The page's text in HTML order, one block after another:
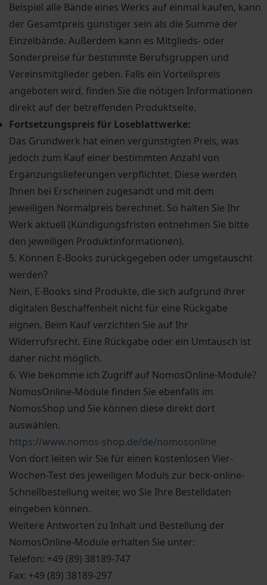
Beispiel alle Bände eines Werks auf einmal kaufen, kann
der Gesamtpreis günstiger sein als die Summe der
Einzelbände. Außerdem kann es Mitglieds- oder
Sonderpreise für bestimmte Berufsgruppen und
Vereinsmitglieder geben. Falls ein Vorteilspreis
angeboten wird, finden Sie die nötigen Informationen
direkt auf der betreffenden Produktseite.
Fortsetzungspreis für Loseblattwerke:
Das Grundwerk hat einen vergünstigten Preis, was
jedoch zum Kauf einer bestimmten Anzahl von
Ergänzungslieferungen verpflichtet. Diese werden
Ihnen bei Erscheinen zugesandt und mit dem
jeweiligen Normalpreis berechnet. So halten Sie Ihr
Werk aktuell (Kündigungsfristen entnehmen Sie bitte
den jeweiligen Produktinformationen).
5. Können E-Books zurückgegeben oder umgetauscht
werden?
Nein, E-Books sind Produkte, die sich aufgrund ihrer
digitalen Beschaffenheit nicht für eine Rückgabe
eignen. Beim Kauf verzichten Sie auf Ihr
Widerrufsrecht. Eine Rückgabe oder ein Umtausch ist
daher nicht möglich.
6. Wie bekomme ich Zugriff auf NomosOnline-Module?
NomosOnline-Module finden Sie ebenfalls im
NomosShop und Sie können diese direkt dort
auswählen.
https://www.nomos-shop.de/de/nomosonline
Von dort leiten wir Sie für einen kostenlosen Vier-
Wochen-Test des jeweiligen Moduls zur beck-online-
Schnellbestellung weiter, wo Sie Ihre Bestelldaten
eingeben können.
Weitere Antworten zu Inhalt und Bestellung der
NomosOnline-Module erhalten Sie unter:
Telefon: +49 (89) 38189-747
Fax: +49 (89) 38189-297